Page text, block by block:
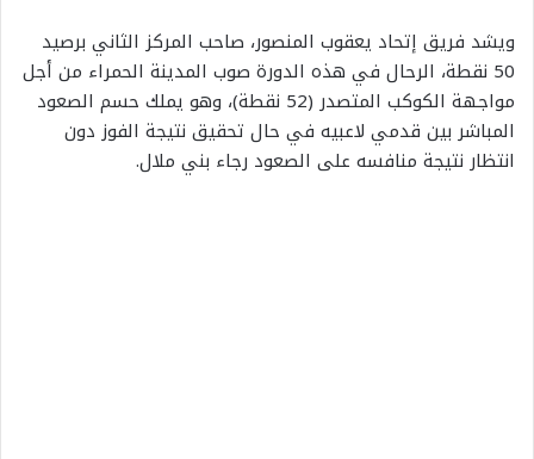
ويشد فريق إتحاد يعقوب المنصور، صاحب المركز الثاني برصيد
50 نقطة، الرحال في هذه الدورة صوب المدينة الحمراء من أجل
مواجهة الكوكب المتصدر (52 نقطة)، وهو يملك حسم الصعود
المباشر بين قدمي لاعبيه في حال تحقيق نتيجة الفوز دون
انتظار نتيجة منافسه على الصعود رجاء بني ملال.